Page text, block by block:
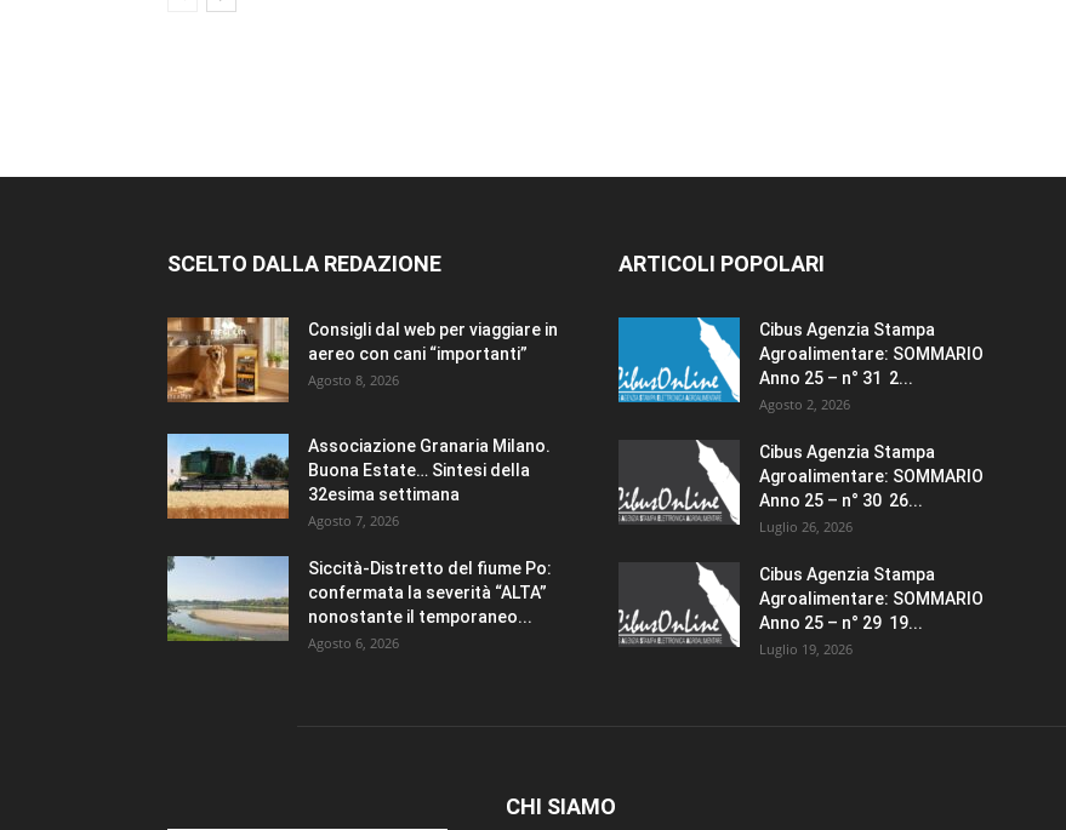
SCELTO DALLA REDAZIONE
Consigli dal web per viaggiare in
aereo con cani “importanti”
Agosto 8, 2026
Associazione Granaria Milano.
Buona Estate… Sintesi della
32esima settimana
Agosto 7, 2026
Siccità-Distretto del fiume Po:
confermata la severità “ALTA”
nonostante il temporaneo...
Agosto 6, 2026
ARTICOLI POPOLARI
Cibus Agenzia Stampa
Agroalimentare: SOMMARIO
Anno 25 – n° 31 2...
Agosto 2, 2026
Cibus Agenzia Stampa
Agroalimentare: SOMMARIO
Anno 25 – n° 30 26...
Luglio 26, 2026
Cibus Agenzia Stampa
Agroalimentare: SOMMARIO
Anno 25 – n° 29 19...
Luglio 19, 2026
CHI SIAMO